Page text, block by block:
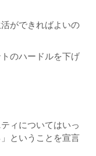
ができればよいの
のハードルを下げ
ィについてはいっ
ということを宣言